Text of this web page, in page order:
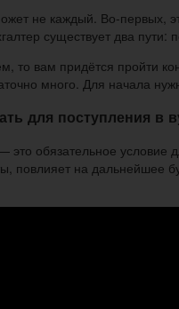
не каждый. Во-первых,
существует два
то вам придётся пройти
много. Для начала
для поступления в
это обязательное
повлияет на